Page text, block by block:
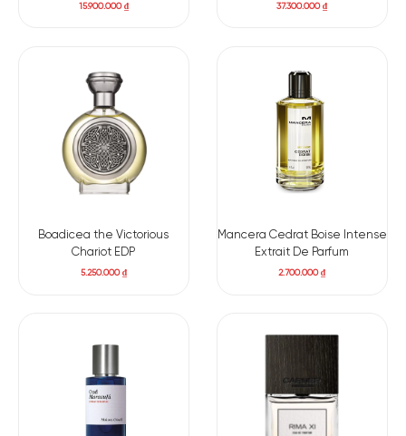
Cuir Noir EDP
trội. Với chỉ vài giọt nước hoa, bạn có thể thấy hương thơm
duy trì trên cơ thể suốt cả ngày dài. Sức mạnh tỏa hương của
sản phẩm cũng là điểm đáng chú ý, khiến bạn trở nên cuốn
hút mọi ánh nhìn khi bước vào một căn phòng.
Cuir Noirthích hợp cho nhiều hoàn cảnh, từ các buổi tiệc sang
trọng đến những buổi hẹn hò lãng mạn. Với hương thơm nồng
hơn, tạo nên ấn tượng mạnh mẽ mỗi khi xuất hiện.
15.900.000₫ 37.300.000₫
Boadicea the Victorious
Chariot EDP
5.250.000₫
Mancera Cedrat Boise Intense
Extrait De Parfum
2.700.000₫